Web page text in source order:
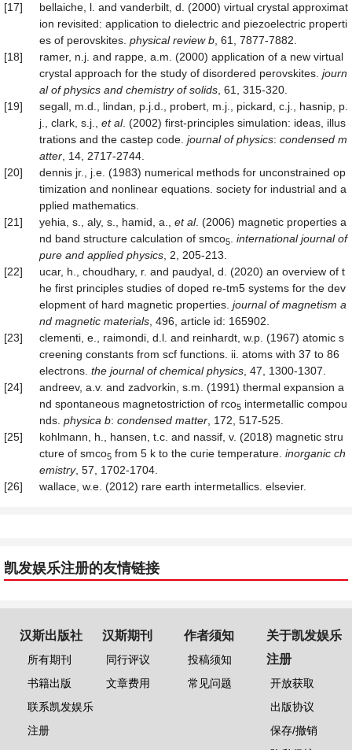
[17]
bellaiche, l. and vanderbilt, d. (2000) virtual crystal approximat
ion revisited: application to dielectric and piezoelectric properti
es of perovskites. physical review b , 61, 7877-7882.
[18]
ramer, n.j. and rappe, a.m. (2000) application of a new virtual
crystal approach for the study of disordered perovskites. journ
al of physics and chemistry of solids , 61, 315-320.
[19]
segall, m.d., lindan, p.j.d., probert, m.j., pickard, c.j., hasnip, p.
j., clark, s.j., et al. (2002) first-principles simulation: ideas, illus
trations and the castep code. journal of physics: condensed m
atter , 14, 2717-2744.
[20]
dennis jr., j.e. (1983) numerical methods for unconstrained op
timization and nonlinear equations. society for industrial and a
pplied mathematics.
[21]
yehia, s., aly, s., hamid, a., et al. (2006) magnetic properties a
nd band structure calculation of smco5
international journal of
pure and applied physics , 2, 205-213.
[22]
ucar, h., choudhary, r. and paudyal, d. (2020) an overview of t
he first principles studies of doped re-tm5 systems for the dev
elopment of hard magnetic properties. journal of magnetism a
nd magnetic materials , 496, article id: 165902.
[23]
clementi, e., raimondi, d.l. and reinhardt, w.p. (1967) atomic s
creening constants from scf functions. ii. atoms with 37 to 86
electrons. the journal of chemical physics , 47, 1300-1307.
[24]
andreev, a.v. and zadvorkin, s.m. (1991) thermal expansion a
nd spontaneous magnetostriction of rco5 intermetallic compou
nds. physica b: condensed matter , 172, 517-525.
[25]
kohlmann, h., hansen, t.c. and nassif, v. (2018) magnetic stru
cture of smco5 from 5 k to the curie temperature. inorganic ch
emistry, 57, 1702-1704.
[26]
wallace, w.e. (2012) rare earth intermetallics. elsevier.
凯发娱乐注册的友情链接
汉斯出版社
所有期刊
书籍出版
联系凯发娱乐
注册
汉斯期刊
同行评议
文章费用
作者须知
投稿须知
常见问题
关于凯发娱乐
注册
开放获取
出版协议
保存/撤销